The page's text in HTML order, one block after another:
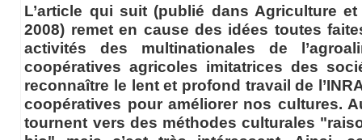
L’article qui suit (publié dans Agriculture
2008) remet en cause des idées toutes
activités des multinationales de
coopératives agricoles imitatrices des
reconnaître le lent et profond travail de
coopératives pour améliorer nos cultures.
tournent vers des méthodes culturales